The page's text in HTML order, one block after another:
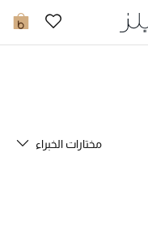
0
مختارات الخبراء